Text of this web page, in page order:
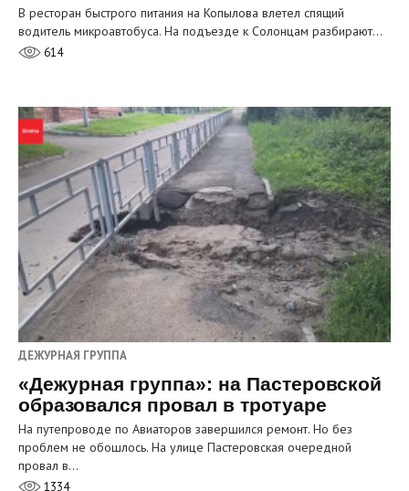
В ресторан быстрого питания на Копылова влетел спящий
водитель микроавтобуса. На подъезде к Солонцам разбирают…
614
ДЕЖУРНАЯ ГРУППА
«Дежурная группа»: на Пастеровской
образовался провал в тротуаре
На путепроводе по Авиаторов завершился ремонт. Но без
проблем не обошлось. На улице Пастеровская очередной
провал в…
1334